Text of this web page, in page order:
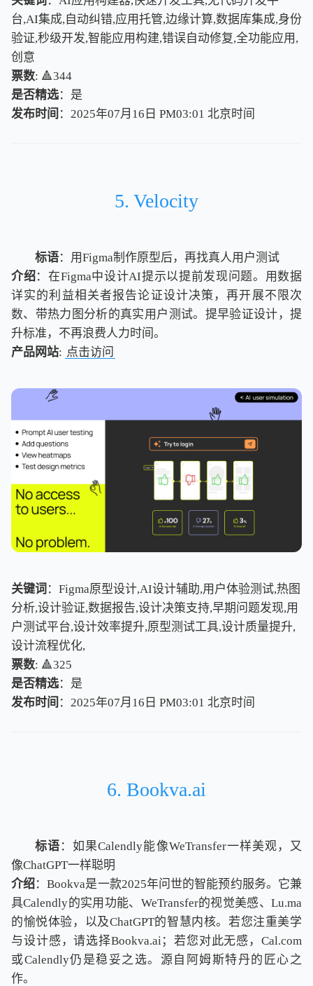
台,AI集成,自动纠错,应用托管,边缘计算,数据库集成,身份
验证,秒级开发,智能应用构建,错误自动修复,全功能应用,
创意
票数: 🔺344
是否精选：是
发布时间 ：2025年07月16日 PM03:01 北京时间
北京时间
5. Velocity
标语：用Figma制作原型后，再找真人用户测试
介绍：在Figma中设计AI提示以提前发现问题。用数据
详实的利益相关者报告论证设计决策，再开展不限次
数、带热力图分析的真实用户测试。提早验证设计，提
升标准，不再浪费人力时间。
产品网站: 点击访问
关键词 ：Figma原型设计,AI设计辅助,用户体验测试,热图
分析,设计验证,数据报告,设计决策支持,早期问题发现,用
户测试平台,设计效率提升,原型测试工具,设计质量提升,
设计流程优化,
票数: 🔺325
是否精选：是
发布时间 ：2025年07月16日 PM03:01 北京时间
北京时间
6. Bookva.ai
标语 ：如果Calendly能像WeTransfer一样美观，又
像ChatGPT一样聪明
介绍：Bookva是一款2025年问世的智能预约服务。它兼
具Calendly的实用功能、WeTransfer的视觉美感、Lu.ma
的愉悦体验，以及ChatGPT的智慧内核。若您注重美学
与设计感，请选择Bookva.ai；若您对此无感，Cal.com
或Calendly仍是稳妥之选。源自阿姆斯特丹的匠心之
作。